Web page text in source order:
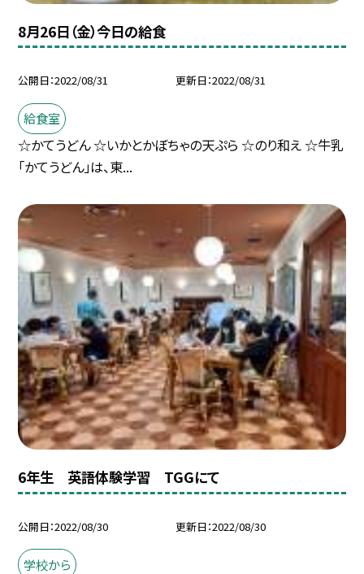
8月26日（金）今日の給食
公開日 2022/08/31 更新日 2022/08/31
給食室
☆かてうどん ☆いかとかぼちゃの天ぷら ☆のり和え ☆牛乳
「かてうどん」は、東...
6年生 英語体験学習 TGGにて
公開日 2022/08/30 更新日 2022/08/30
学校から